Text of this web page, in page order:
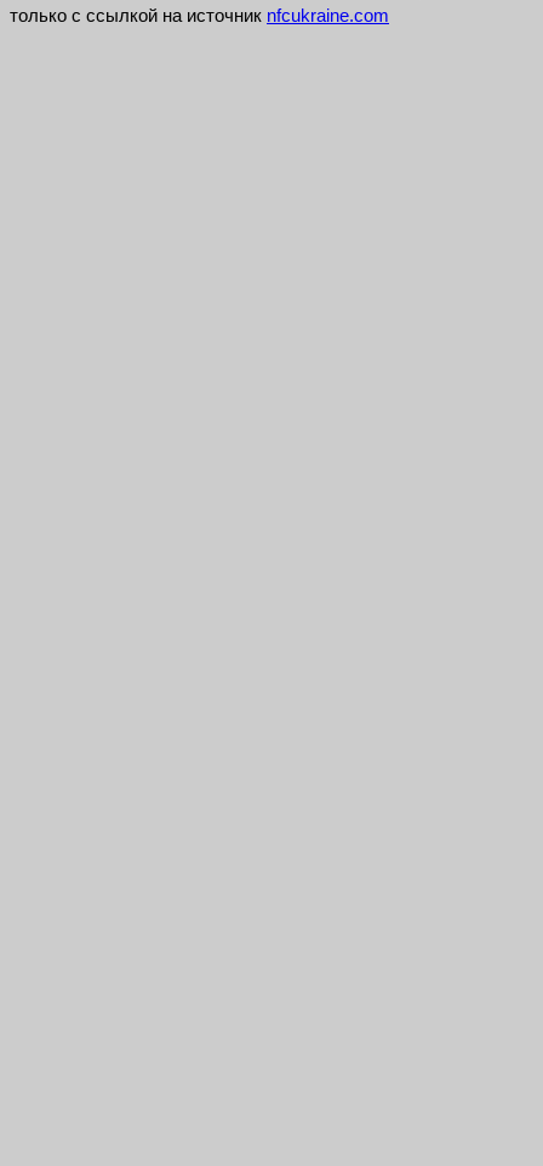
только с ссылкой на источник nfcukraine.com